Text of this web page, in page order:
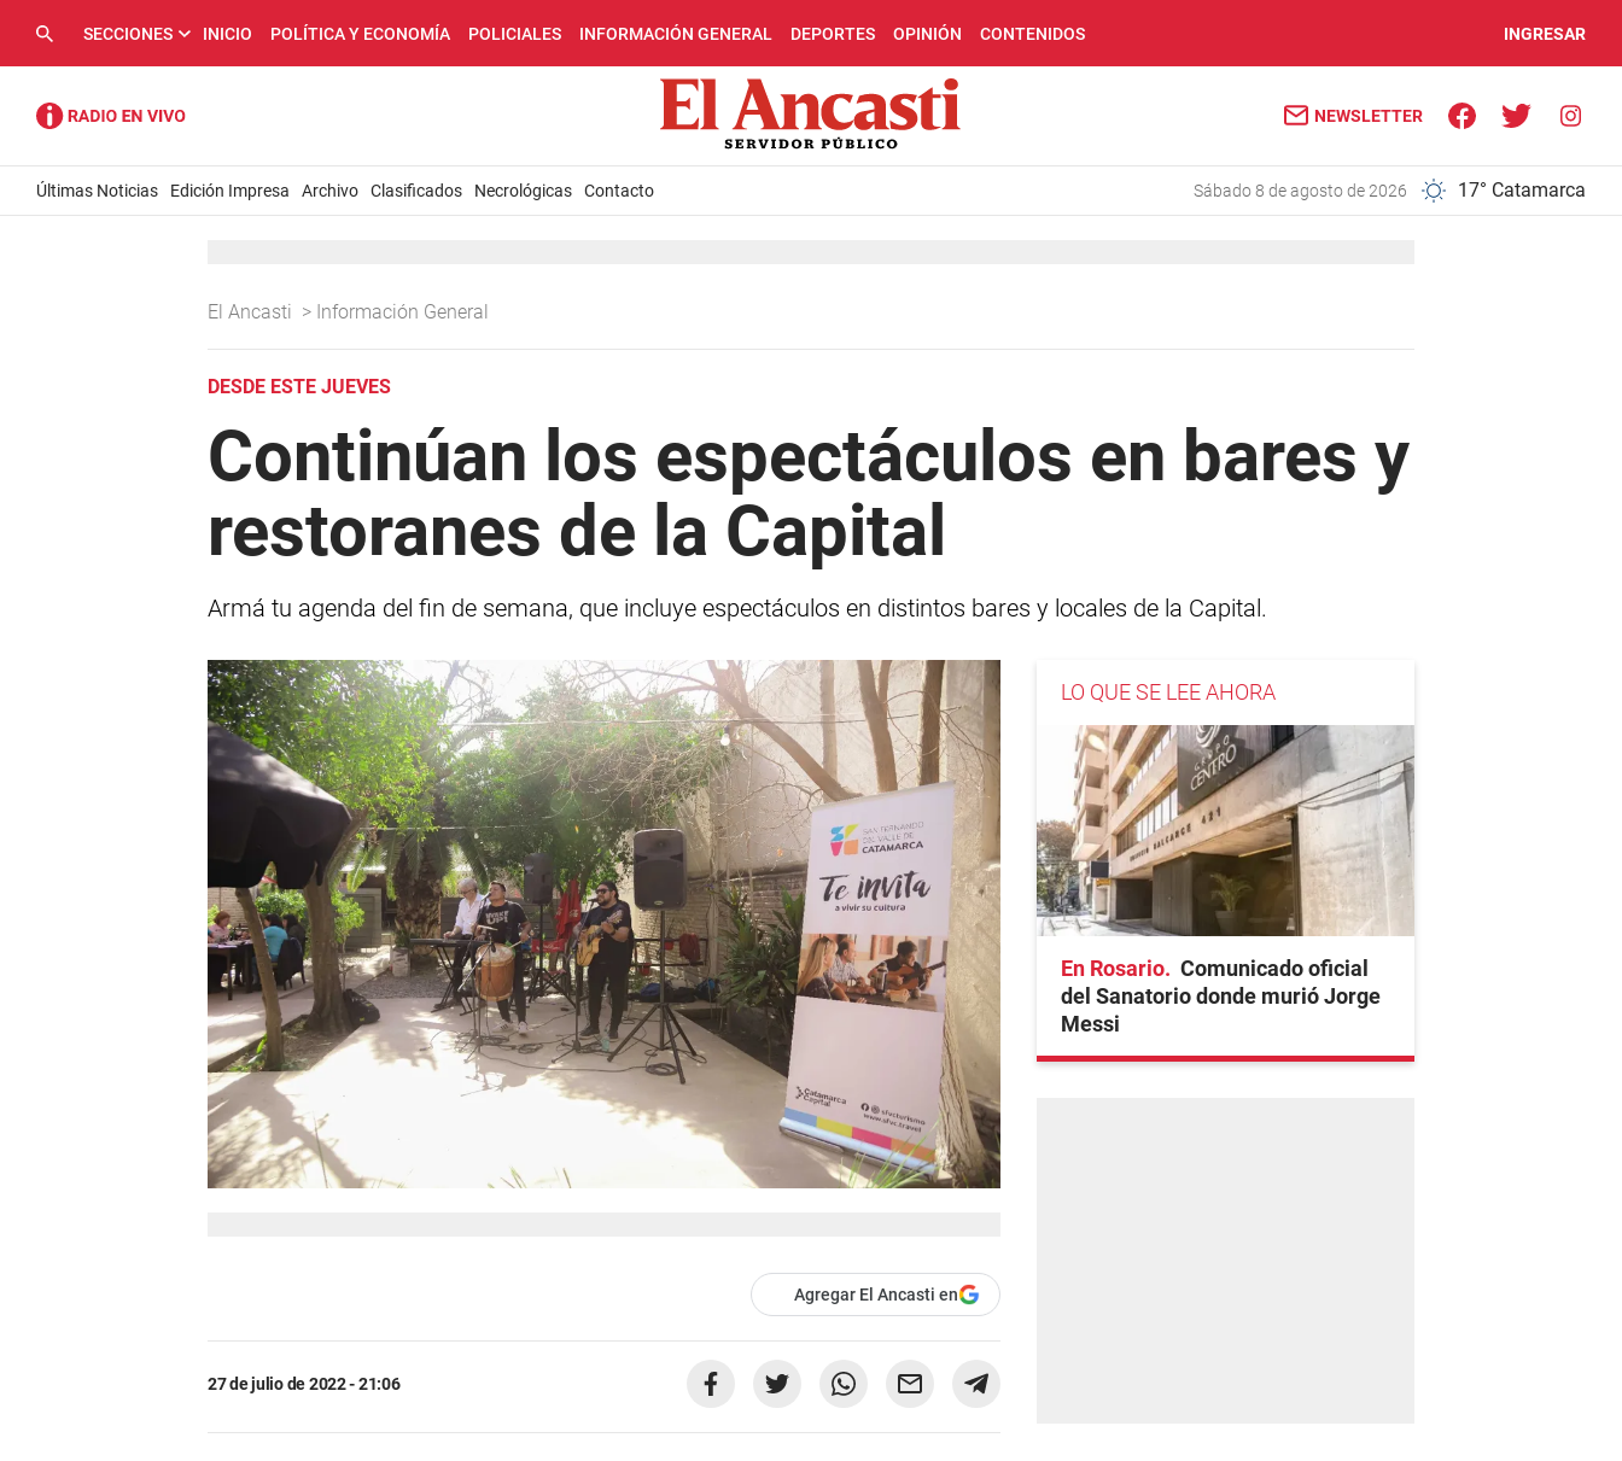
SECCIONES INICIO POLÍTICA Y ECONOMÍA POLICIALES INFORMACIÓN GENERAL DEPORTES OPINIÓN CONTENIDOS INGRESAR
NEWSLETTER
Últimas Noticias Edición Impresa Archivo Clasificados Necrológicas Contacto sábado 8 de agosto de 2026 17° Catamarca
El Ancasti > Información General
DESDE ESTE JUEVES
Continúan los espectáculos en bares y
restoranes de la Capital
Armá tu agenda del fin de semana, que incluye espectáculos en distintos bares y locales de la Capital.
Agregar El Ancasti en
27 de julio de 2022 - 21:06
LO QUE SE LEE AHORA
En Rosario
Comunicado oficial
del Sanatorio donde murió Jorge
Messi